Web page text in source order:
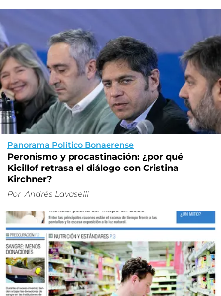
Panorama Político Bonaerense
Peronismo y procastinación: ¿por qué
Kicillof retrasa el diálogo con Cristina
Kirchner?
Por Andrés Lavaselli